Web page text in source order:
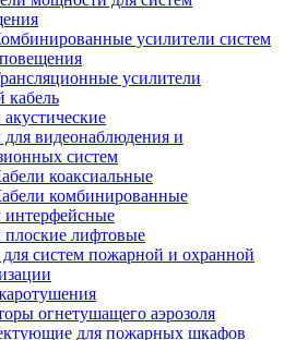
усилители систем
усилители
кабель
для видеонаблюдения и
систем
коаксиальные
комбинированные
интерфейсные
плоские лифтовые
для систем пожарной и охранной
огнетушащего аэрозоля
для пожарных шкафов